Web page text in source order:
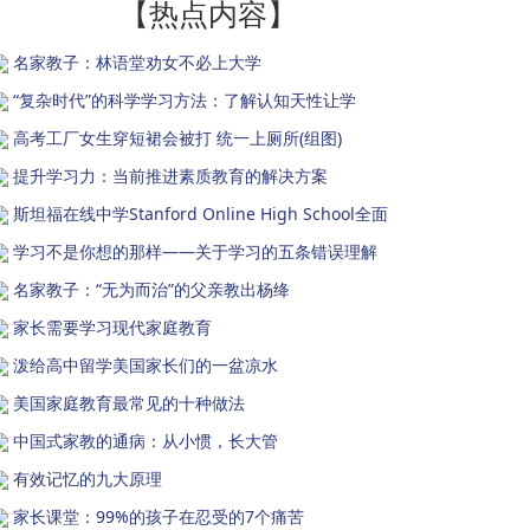
【热点内容】
名家教子：林语堂劝女不必上大学
“复杂时代”的科学学习方法：了解认知天性让学
高考工厂女生穿短裙会被打 统一上厕所(组图)
提升学习力：当前推进素质教育的解决方案
斯坦福在线中学Stanford Online High School全面
学习不是你想的那样——关于学习的五条错误理解
名家教子：“无为而治”的父亲教出杨绛
家长需要学习现代家庭教育
泼给高中留学美国家长们的一盆凉水
美国家庭教育最常见的十种做法
中国式家教的通病：从小惯，长大管
有效记忆的九大原理
家长课堂：99%的孩子在忍受的7个痛苦